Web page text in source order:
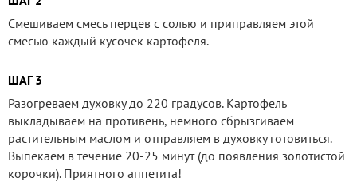
Смешиваем смесь перцев с солью и приправляем этой
смесью каждый кусочек картофеля.
ШАГ 3
Разогреваем духовку до 220 градусов. Картофель
выкладываем на противень, немного сбрызгиваем
растительным маслом и отправляем в духовку готовиться.
Выпекаем в течение 20-25 минут (до появления золотистой
корочки). Приятного аппетита!